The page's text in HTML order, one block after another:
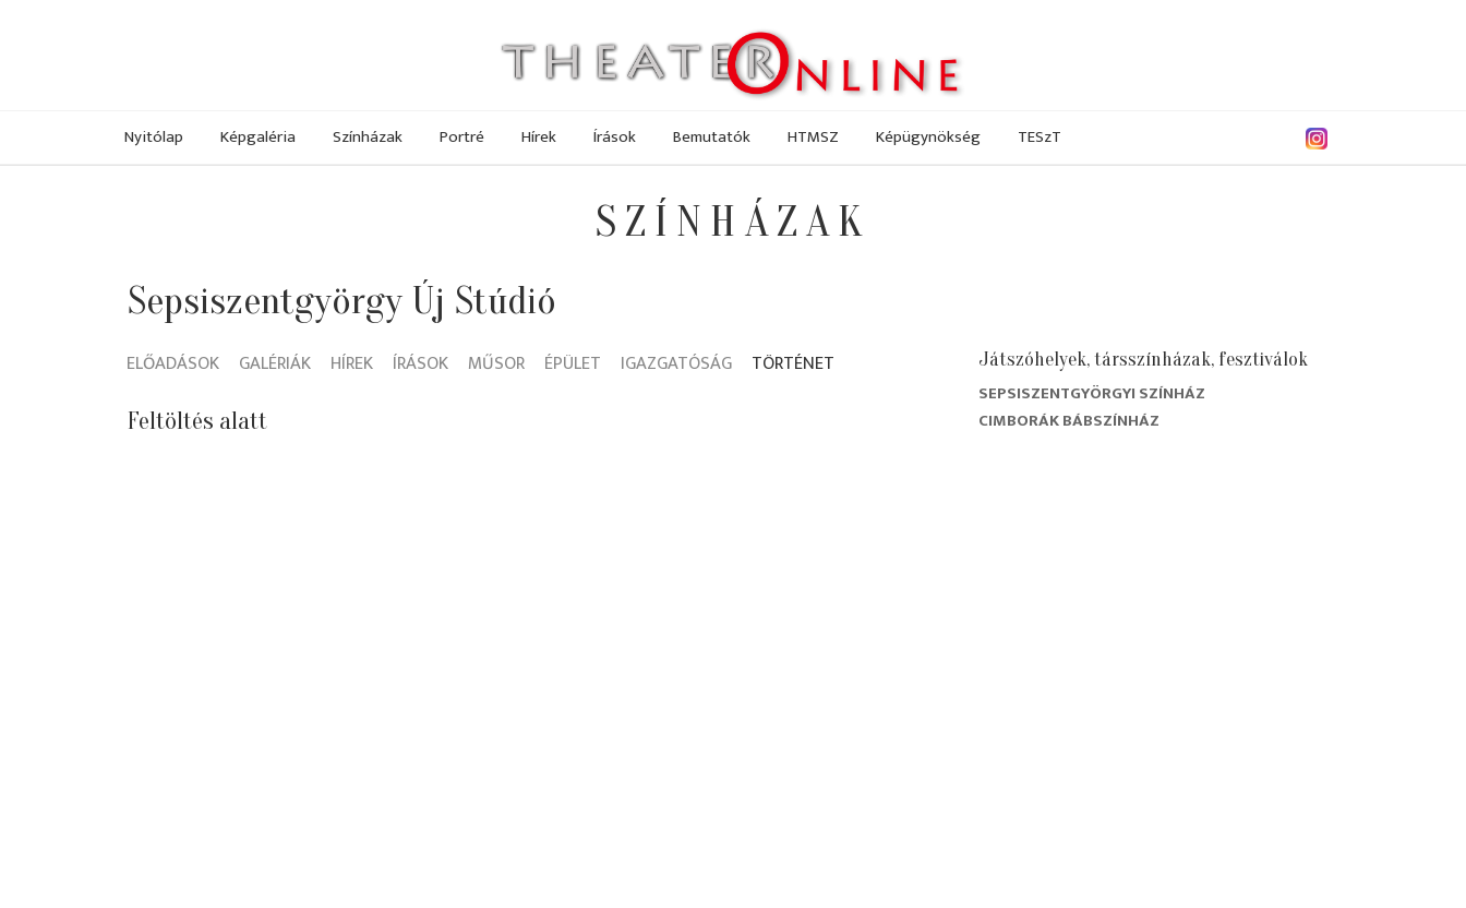
Nyitólap Képgaléria Színházak Portré Hírek Írások Bemutatók HTMSZ Képügynökség TESzT
SZÍNHÁZAK
Sepsiszentgyörgy Új Stúdió
ELŐADÁSOK GALÉRIÁK HÍREK ÍRÁSOK MŰSOR ÉPÜLET IGAZGATÓSÁG TÖRTÉNET
Feltöltés alatt
Játszóhelyek, társszínházak, fesztiválok
SEPSISZENTGYÖRGYI SZÍNHÁZ
CIMBORÁK BÁBSZÍNHÁZ